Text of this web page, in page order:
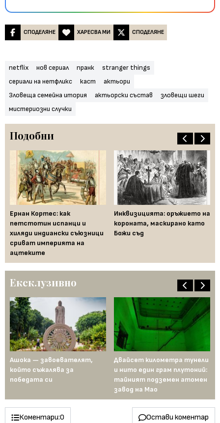
СПОДЕЛЯНЕ ХАРЕСВА МИ СПОДЕЛЯНЕ
netflix нов сериал пранк
stranger things
сериали на нетфликс
каст
актьори
Зловеща семейна итория
актьорски състав
зловещи шеги
мистериозни случки
Подобни
Ернан Кортес: как
петстотин испанци и
хиляди индиански съюзници
сриват империята на
ацтеките
Инквизицията: оръжието на
короната, маскирано като
Божи съд
Ексклузивно
Ашока — завоевателят,
който съжалява за
победата си
Двайсет километра тунели
и нито един грам плутоний:
тайният подземен атомен
завод на Мао
Коментари:0 Остави коментар